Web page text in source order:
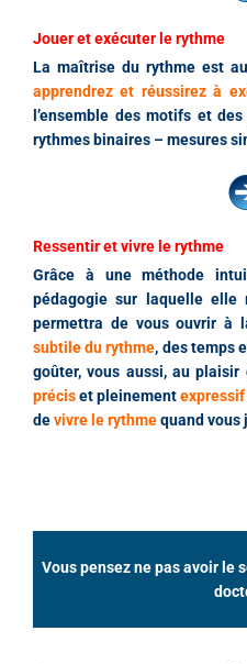
Jouer et exécuter le rythme
La maîtrise du rythme est
apprendrez et réussirez à
l’ensemble des motifs et
rythmes binaires – mesures
Ressentir et vivre le rythme
Grâce à une méthode
pédagogie sur laquelle elle
permettra de vous ouvrir à
subtile du rythme, des temps
goûter, vous aussi, au
préciset pleinementexpressif
devivre le rythmequand vous
Vous pensez ne pas avoir le